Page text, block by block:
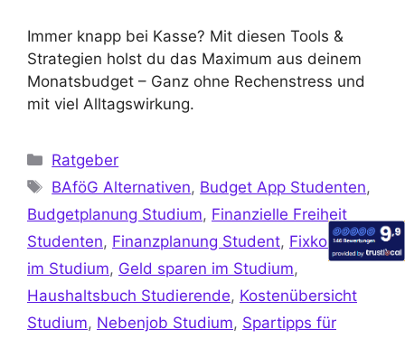
Immer knapp bei Kasse? Mit diesen Tools &
Strategien holst du das Maximum aus deinem
Monatsbudget – Ganz ohne Rechenstress und
mit viel Alltagswirkung.
Ratgeber
BAföG Alternativen, Budget App Studenten,
Budgetplanung Studium, Finanzielle Freiheit
Studenten, Finanzplanung Student, Fixkosten
im Studium, Geld sparen im Studium,
Haushaltsbuch Studierende, Kostenübersicht
Studium, Nebenjob Studium, Spartipps für